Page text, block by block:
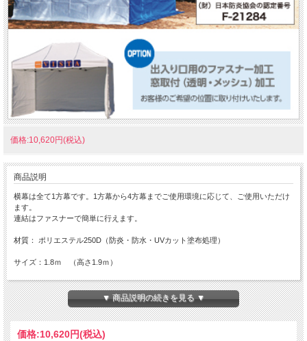
価格:10,620円(税込)
商品説明
横幕は全て1方幕です。1方幕から4方幕までご使用環境に応じて、ご使用いただけ
ます。
連結はファスナーで簡単に行えます。
材質： ポリエステル250D（防炎・防水・UVカット塗布処理）
サイズ：1.8ｍ （高さ1.9ｍ）
▼ 商品説明の続きを見る ▼
価格:10,620円(税込)